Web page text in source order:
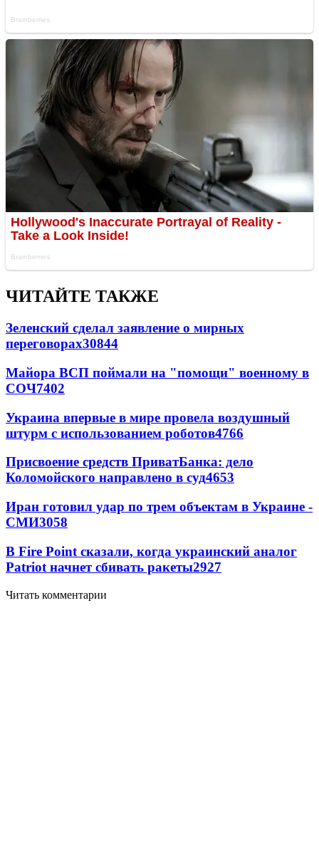
ЧИТАЙТЕ ТАКЖЕ
Зеленский сделал заявление о мирных
переговорах30844
Майора ВСП поймали на "помощи" военному в
СОЧ7402
Украина впервые в мире провела воздушный
штурм с использованием роботов4766
Присвоение средств ПриватБанка: дело
Коломойского направлено в суд4653
Иран готовил удар по трем объектам в Украине -
СМИ3058
В Fire Point сказали, когда украинский аналог
Patriot начнет сбивать ракеты2927
Читать комментарии